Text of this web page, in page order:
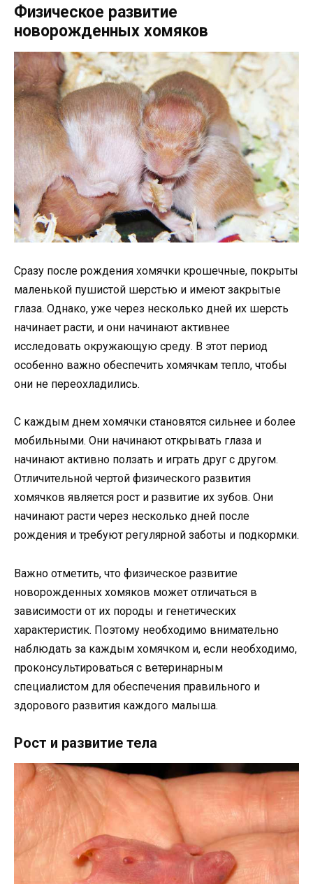
Физическое развитие
новорожденных хомяков
Сразу после рождения хомячки крошечные, покрыты
маленькой пушистой шерстью и имеют закрытые
глаза. Однако, уже через несколько дней их шерсть
начинает расти, и они начинают активнее
исследовать окружающую среду. В этот период
особенно важно обеспечить хомячкам тепло, чтобы
они не переохладились.
С каждым днем хомячки становятся сильнее и более
мобильными. Они начинают открывать глаза и
начинают активно ползать и играть друг с другом.
Отличительной чертой физического развития
хомячков является рост и развитие их зубов. Они
начинают расти через несколько дней после
рождения и требуют регулярной заботы и подкормки.
Важно отметить, что физическое развитие
новорожденных хомяков может отличаться в
зависимости от их породы и генетических
характеристик. Поэтому необходимо внимательно
наблюдать за каждым хомячком и, если необходимо,
проконсультироваться с ветеринарным
специалистом для обеспечения правильного и
здорового развития каждого малыша.
Рост и развитие тела